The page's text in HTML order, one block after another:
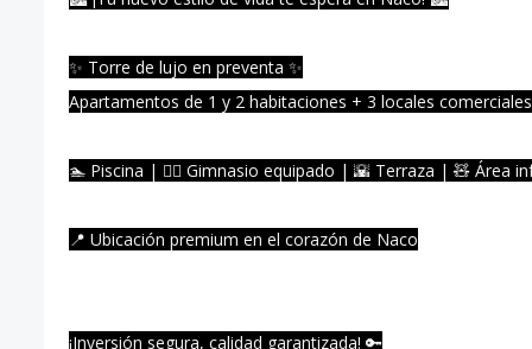
✨ Torre de lujo en preventa ✨
Apartamentos de 1 y 2 habitaciones + 3 locales
🏊 Piscina | 🏋️‍♀️ Gimnasio equipado | 🌇 Terraza | 🧸 Área
📍 Ubicación premium en el corazón de Naco
¡Inversión segura, calidad garantizada! 🔑